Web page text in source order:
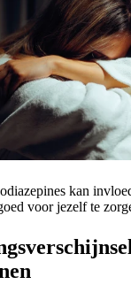
kan
voor jezelf te